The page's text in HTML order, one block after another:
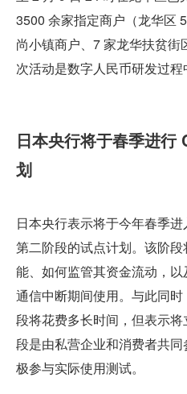
3500 余家指定商户（龙华区
尚小镇商户、7 家龙华扶贫
次活动是数字人民币研发过程
日本央行将于春季进行
划
日本央行表示将于今年春季进
第二阶段的试点计划。该阶
能、如何监管其资金流动，
通信中断期间使用。与此同
段将花费多长时间，但表示
段是由私营企业和消费者共
极参与实际使用测试。